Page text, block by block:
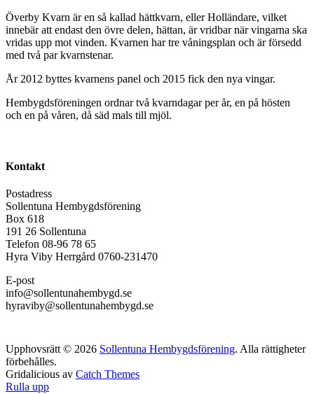
Överby Kvarn är en så kallad hättkvarn, eller Holländare, vilket
innebär att endast den övre delen, hättan, är vridbar när vingarna ska
vridas upp mot vinden. Kvarnen har tre våningsplan och är försedd
med två par kvarnstenar.
År 2012 byttes kvarnens panel och 2015 fick den nya vingar.
Hembygdsföreningen ordnar två kvarndagar per år, en på hösten
och en på våren, då säd mals till mjöl.
Kontakt
Postadress
Sollentuna Hembygdsförening
Box 618
191 26 Sollentuna
Telefon 08-96 78 65
Hyra Viby Herrgård 0760-231470
E-post
info@sollentunahembygd.se
hyraviby@sollentunahembygd.se
Upphovsrätt © 2026 Sollentuna Hembygdsförening. Alla rättigheter
förbehålles.
Gridalicious av Catch Themes
Rulla upp